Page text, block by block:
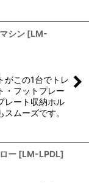
シン [LM-
がこの1台でトレ
・フットプレー
レート収納ホル
ムーズです。
ー [LM-LPDL]